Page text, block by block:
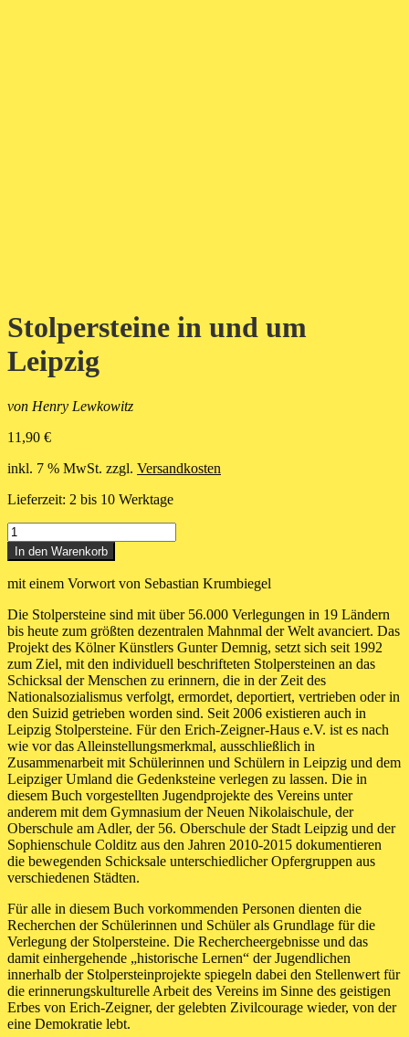
Stolpersteine in und um
Leipzig
von Henry Lewkowitz
11,90 €
inkl. 7 % MwSt. zzgl. Versandkosten
Lieferzeit: 2 bis 10 Werktage
Stolpersteine
in
und
um
Menge
In den Warenkorb
mit einem Vorwort von Sebastian Krumbiegel
Die Stolpersteine sind mit über 56.000 Verlegungen in 19 Ländern
bis heute zum größten dezentralen Mahnmal der Welt avanciert. Das
Projekt des Kölner Künstlers Gunter Demnig, setzt sich seit 1992
zum Ziel, mit den individuell beschrifteten Stolpersteinen an das
Schicksal der Menschen zu erinnern, die in der Zeit des
Nationalsozialismus verfolgt, ermordet, deportiert, vertrieben oder in
den Suizid getrieben worden sind. Seit 2006 existieren auch in
Leipzig Stolpersteine. Für den Erich-Zeigner-Haus e.V. ist es nach
wie vor das Alleinstellungsmerkmal, ausschließlich in
Zusammenarbeit mit Schülerinnen und Schülern in Leipzig und dem
Leipziger Umland die Gedenksteine verlegen zu lassen. Die in
diesem Buch vorgestellten Jugendprojekte des Vereins unter
anderem mit dem Gymnasium der Neuen Nikolaischule, der
Oberschule am Adler, der 56. Oberschule der Stadt Leipzig und der
Sophienschule Colditz aus den Jahren 2010-2015 dokumentieren
die bewegenden Schicksale unterschiedlicher Opfergruppen aus
verschiedenen Städten.
Für alle in diesem Buch vorkommenden Personen dienten die
Recherchen der Schülerinnen und Schüler als Grundlage für die
Verlegung der Stolpersteine. Die Rechercheergebnisse und das
damit einhergehende „historische Lernen“ der Jugendlichen
innerhalb der Stolpersteinprojekte spiegeln dabei den Stellenwert für
die erinnerungskulturelle Arbeit des Vereins im Sinne des geistigen
Erbes von Erich-Zeigner, der gelebten Zivilcourage wieder, von der
eine Demokratie lebt.